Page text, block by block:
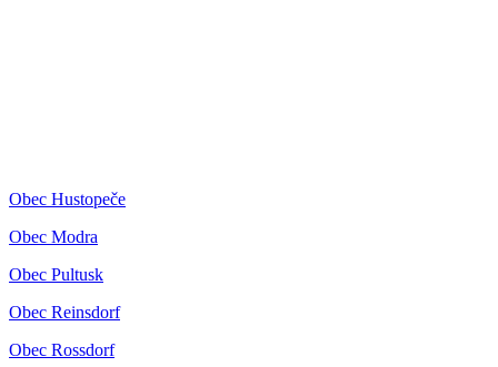
Obec Hustopeče
Obec Modra
Obec Pultusk
Obec Reinsdorf
Obec Rossdorf